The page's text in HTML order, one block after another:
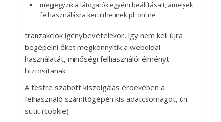
megjegyzik a látogatók egyéni beállításait, amelyek
felhasználásra kerül(het)nek pl. online
tranzakciók igénybevételekor, így nem kell újra
begépelni őket megkönnyítik a weboldal
használatát, minőségi felhasználói élményt
biztosítanak.
A testre szabott kiszolgálás érdekében a
felhasználó számítógépén kis adatcsomagot, ún.
sütit (cookie)